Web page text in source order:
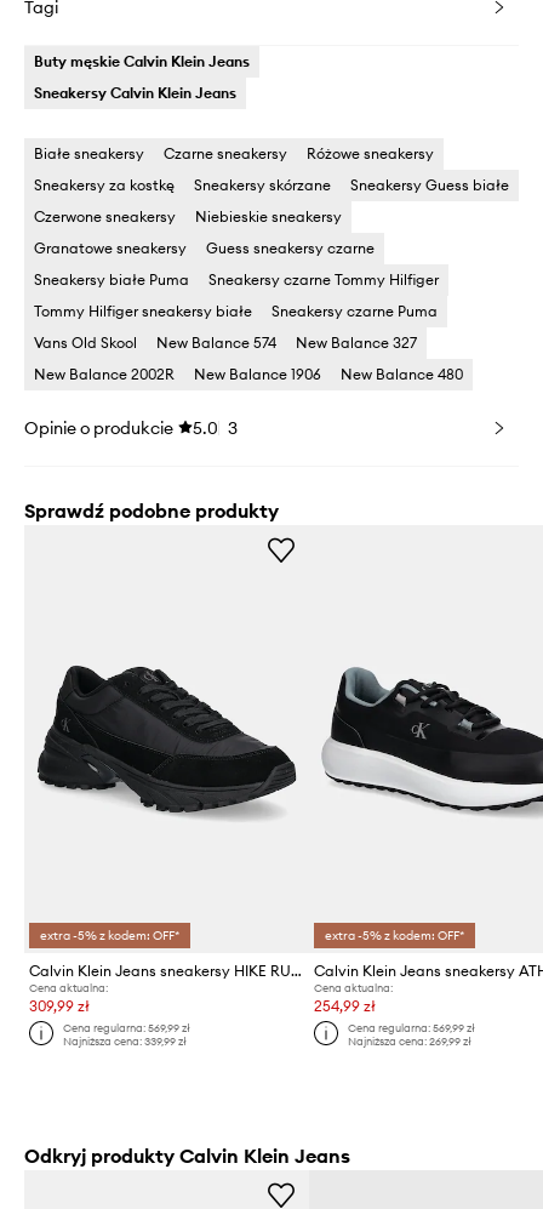
Tagi
Buty męskie Calvin Klein Jeans
Sneakersy Calvin Klein Jeans
Białe sneakersy Czarne sneakersy
Różowe sneakersy
Sneakersy za kostkę
Sneakersy skórzane
Sneakersy Guess białe
Czerwone sneakersy
Niebieskie sneakersy
Granatowe sneakersy
Guess sneakersy czarne
Sneakersy białe Puma
Sneakersy czarne Tommy Hilfiger
Tommy Hilfiger sneakersy białe
Sneakersy czarne Puma
Vans Old Skool
New Balance 574
New Balance 327
New Balance 2002R
New Balance 1906 New Balance 480
Opinie o produkcie 5.0 3
Sprawdź podobne produkty
extra -5% z kodem: OFF*
Calvin Klein Jeans sneakersy HIKE RUNNER CASUAL NY-SU
Cena aktualna:
309,99 zł
Cena regularna:569,99 zł
Najniższa cena:339,99 zł
extra -5% z kodem: OFF*
Cena aktualna:
254,99 zł
Cena regularna: 569,99 zł
Najniższa cena: 269,99 zł
Odkryj produkty Calvin Klein Jeans